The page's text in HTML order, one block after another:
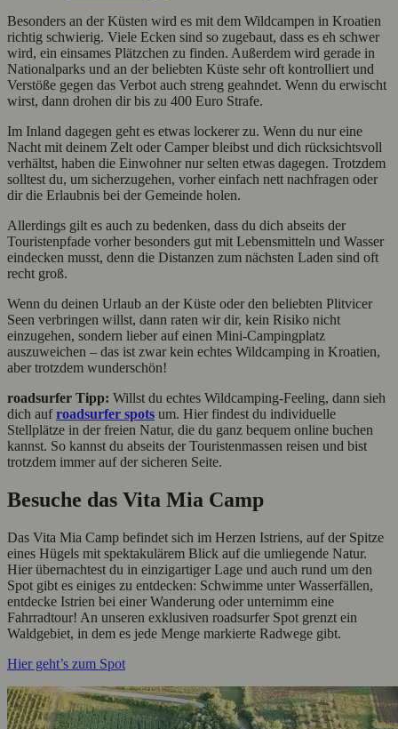
Besonders an der Küsten wird es mit dem Wildcampen in Kroatien
richtig schwierig. Viele Ecken sind so zugebaut, dass es eh schwer
wird, ein einsames Plätzchen zu finden. Außerdem wird gerade in
Nationalparks und an der beliebten Küste sehr oft kontrolliert und
Verstöße gegen das Verbot auch streng geahndet. Wenn du erwischt
wirst, dann drohen dir bis zu 400 Euro Strafe.
Im Inland dagegen geht es etwas lockerer zu. Wenn du nur eine
Nacht mit deinem Zelt oder Camper bleibst und dich rücksichtsvoll
verhältst, haben die Einwohner nur selten etwas dagegen. Trotzdem
solltest du, um sicherzugehen, vorher einfach nett nachfragen oder
dir die Erlaubnis bei der Gemeinde holen.
Allerdings gilt es auch zu bedenken, dass du dich abseits der
Touristenpfade vorher besonders gut mit Lebensmitteln und Wasser
eindecken musst, denn die Distanzen zum nächsten Laden sind oft
recht groß.
Wenn du deinen Urlaub an der Küste oder den beliebten Plitvicer
Seen verbringen willst, dann raten wir dir, kein Risiko nicht
einzugehen, sondern lieber auf einen Mini-Campingplatz
auszuweichen – das ist zwar kein echtes Wildcamping in Kroatien,
aber trotzdem wunderschön!
roadsurfer Tipp: Willst du echtes Wildcamping-Feeling, dann sieh
dich aufroadsurfer spots um. Hier findest du individuelle
Stellplätze in der freien Natur, die du ganz bequem online buchen
kannst. So kannst du abseits der Touristenmassen reisen und bist
trotzdem immer auf der sicheren Seite.
Besuche das Vita Mia Camp
Das Vita Mia Camp befindet sich im Herzen Istriens, auf der Spitze
eines Hügels mit spektakulärem Blick auf die umliegende Natur.
Hier übernachtest du in einzigartiger Lage und auch rund um den
Spot gibt es einiges zu entdecken: Schwimme unter Wasserfällen,
entdecke Istrien bei einer Wanderung oder unternimm eine
Fahrradtour! An unseren exklusiven roadsurfer Spot grenzt ein
Waldgebiet, in dem es jede Menge markierte Radwege gibt.
Hier geht’s zum Spot